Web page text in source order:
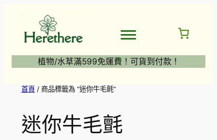
植物/水草滿599免運費！可貨到付款！
首頁/ 商品標籤為 “迷你牛毛氈”
迷你牛毛氈